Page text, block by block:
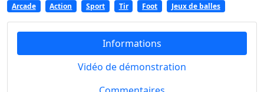
Arcade Action Sport Tir Foot Jeux de balles
Informations
Vidéo de démonstration